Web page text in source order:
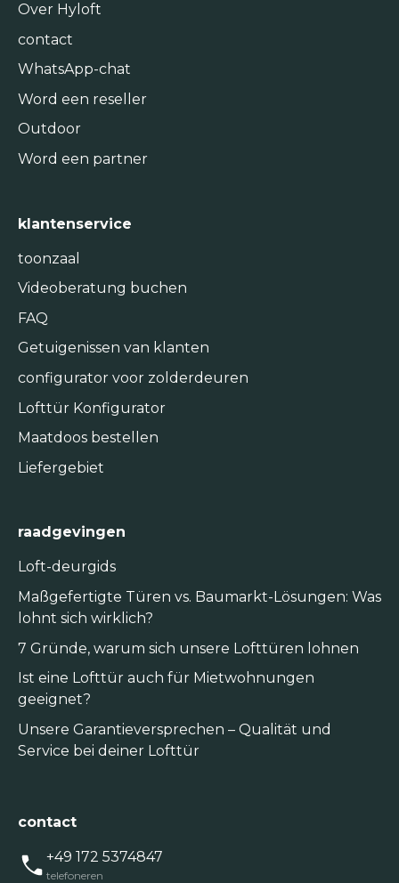
Over Hyloft
contact
WhatsApp-chat
Word een reseller
Outdoor
Word een partner
klantenservice
toonzaal
Videoberatung buchen
FAQ
Getuigenissen van klanten
configurator voor zolderdeuren
Lofttür Konfigurator
Maatdoos bestellen
Liefergebiet
raadgevingen
Loft-deurgids
Maßgefertigte Türen vs. Baumarkt-Lösungen: Was
lohnt sich wirklich?
7 Gründe, warum sich unsere Lofttüren lohnen
Ist eine Lofttür auch für Mietwohnungen
geeignet?
Unsere Garantieversprechen – Qualität und
Service bei deiner Lofttür
contact
+49 172 5374847
telefoneren